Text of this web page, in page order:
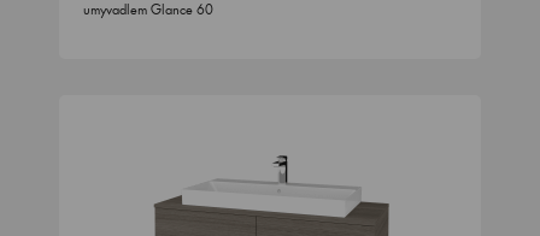
umyvadlem Glance 60